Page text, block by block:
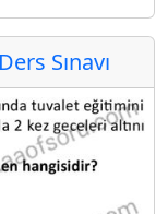
Sınavı